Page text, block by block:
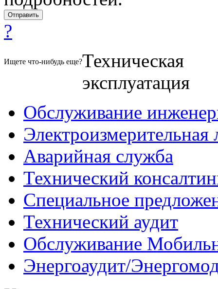
?
Ищете что-нибудь еще?Техническая
эксплуатация
Обслуживание
Электроизмерительная
Аварийная служба
Технический
Специальное
Технический аудит
Обслуживание
Энергоаудит/